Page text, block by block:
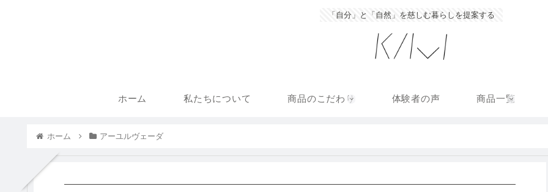
「自分」と「自然」を慈しむ暮らしを提案する
ホーム 私たちについて 商品のこだわり 体験者の声 商品一覧
ホーム アーユルヴェーダ